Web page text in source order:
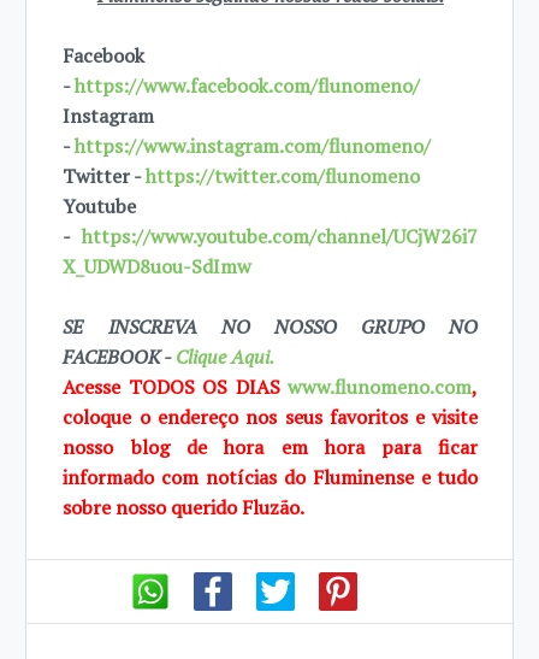
Facebook
-https://www.facebook.com/flunomeno/
Instagram
-https://www.instagram.com/flunomeno/
Twitter -https://twitter.com/flunomeno
Youtube
-https://www.youtube.com/channel/UCjW26i7
X_UDWD8uou-SdImw
SE INSCREVA NO NOSSO GRUPO NO
FACEBOOK -Clique Aqui.
Acesse TODOS OS DIASwww.flunomeno.com,
coloque o endereço nos seus favoritos e visite
nosso blog de hora em hora para ficar
informado com notícias do Fluminense e tudo
sobre nosso querido Fluzão.